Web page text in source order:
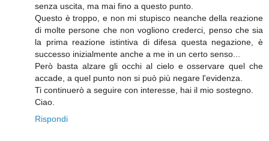
senza uscita, ma mai fino a questo punto.
Questo è troppo, e non mi stupisco neanche della reazione
di molte persone che non vogliono crederci, penso che sia
la prima reazione istintiva di difesa questa negazione, è
successo inizialmente anche a me in un certo senso...
Però basta alzare gli occhi al cielo e osservare quel che
accade, a quel punto non si può più negare l'evidenza.
Ti continuerò a seguire con interesse, hai il mio sostegno.
Ciao.
Rispondi